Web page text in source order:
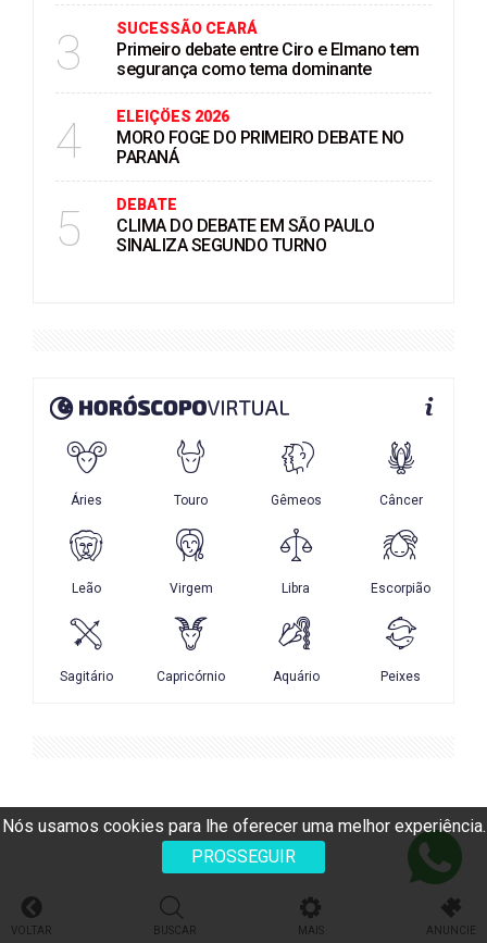
Nós usamos cookies para lhe oferecer uma melhor experiência.
PROSSEGUIR
3 SUCESSÃO CEARÁ
Primeiro debate entre Ciro e Elmano tem
segurança como tema dominante
4 ELEIÇÖES 2026
MORO FOGE DO PRIMEIRO DEBATE NO
PARANÁ
5 DEBATE
CLIMA DO DEBATE EM SÃO PAULO
SINALIZA SEGUNDO TURNO
VOLTAR BUSCAR MAIS ANUNCIE